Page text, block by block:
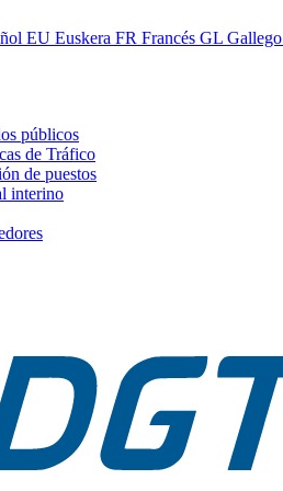
EU Euskera FR Francés GL Gallego
públicos
de Tráfico
de puestos
interino